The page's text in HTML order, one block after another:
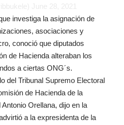
investiga la asignación de
asociaciones y
conoció que diputados
de Hacienda alteraban los
a ciertas ONG´s.
del Tribunal Supremo Electoral
de Hacienda de la
Orellana, dijo en la
a la expresidenta de la